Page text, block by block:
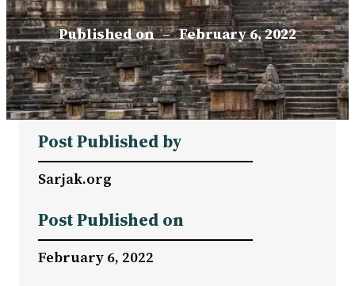
Published on – February 6, 2022
Post Published by
Sarjak.org
Post Published on
February 6, 2022